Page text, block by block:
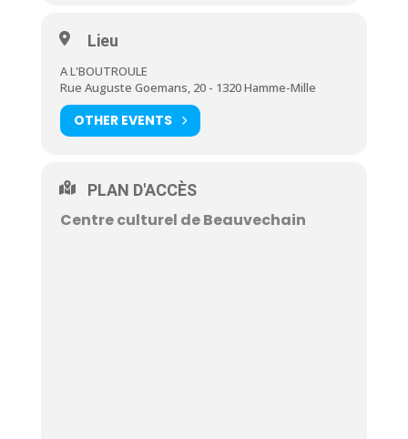
Lieu
A L'BOUTROULE
Rue Auguste Goemans, 20 - 1320 Hamme-Mille
OTHER EVENTS
PLAN D'ACCÈS
Centre culturel de Beauvechain